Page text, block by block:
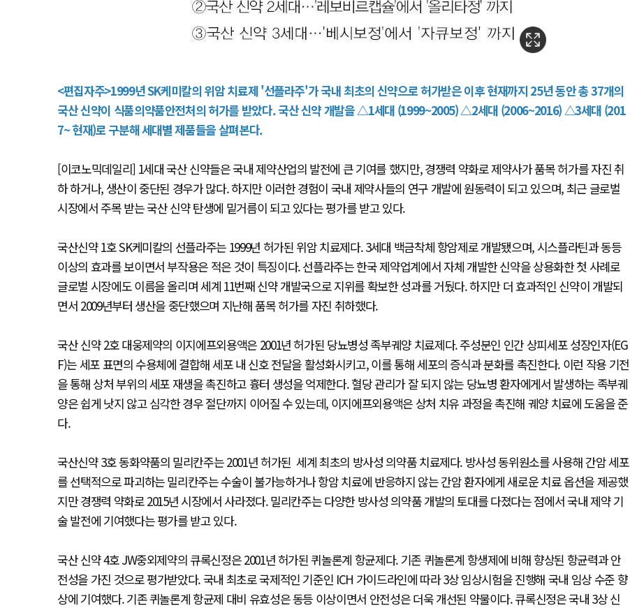
<편집자주>1999년 SK케미칼의 위암 치료제 '선플라주'가 국내 최초의 신약으로 허가받은 이후 현재까지 25년 동안 총 37개의
국산 신약이 식품의약품안전처의 허가를 받았다. 국산 신약 개발을 △1세대 (1999~2005) △2세대 (2006~2016) △3세대 (201
7~ 현재)로 구분해 세대별 제품들을 살펴본다.
[이코노믹데일리] 1세대 국산 신약들은 국내 제약산업의 발전에 큰 기여를 했지만, 경쟁력 약화로 제약사가 품목 허가를 자진 취
하 하거나, 생산이 중단된 경우가 많다. 하지만 이러한 경험이 국내 제약사들의 연구 개발에 원동력이 되고 있으며, 최근 글로벌
시장에서 주목 받는 국산 신약 탄생에 밑거름이 되고 있다는 평가를 받고 있다.
국산신약 1호 SK케미칼의 선플라주는 1999년 허가된 위암 치료제다. 3세대 백금착체 항암제로 개발됐으며, 시스플라틴과 동등
이상의 효과를 보이면서 부작용은 적은 것이 특징이다. 선플라주는 한국 제약업계에서 자체 개발한 신약을 상용화한 첫 사례로
글로벌 시장에도 이름을 올리며 세계 11번째 신약 개발국으로 지위를 확보한 성과를 거뒀다. 하지만 더 효과적인 신약이 개발되
면서 2009년부터 생산을 중단했으며 지난해 품목 허가를 자진 취하했다.
국산 신약 2호 대웅제약의 이지에프외용액은 2001년 허가된 당뇨병성 족부궤양 치료제다. 주성분인 인간 상피세포 성장인자(EG
F)는 세포 표면의 수용체에 결합해 세포 내 신호 전달을 활성화시키고, 이를 통해 세포의 증식과 분화를 촉진한다. 이런 작용 기전
을 통해 상처 부위의 세포 재생을 촉진하고 흉터 생성을 억제한다. 혈당 관리가 잘 되지 않는 당뇨병 환자에게서 발생하는 족부궤
양은 쉽게 낫지 않고 심각한 경우 절단까지 이어질 수 있는데, 이지에프외용액은 상처 치유 과정을 촉진해 궤양 치료에 도움을 준
다.
국산신약 3호 동화약품의 밀리칸주는 2001년 허가된 세계 최초의 방사성 의약품 치료제다. 방사성 동위원소를 사용해 간암 세포
를 선택적으로 파괴하는 밀리칸주는 수술이 불가능하거나 항암 치료에 반응하지 않는 간암 환자에게 새로운 치료 옵션을 제공했
지만 경쟁력 약화로 2015년 시장에서 사라졌다. 밀리칸주는 다양한 방사성 의약품 개발의 토대를 다졌다는 점에서 국내 제약 기
술 발전에 기여했다는 평가를 받고 있다.
국산 신약 4호 JW중외제약의 큐록신정은 2001년 허가된 퀴놀론계 항균제다. 기존 퀴놀론계 항생제에 비해 향상된 항균력과 안
전성을 가진 것으로 평가받았다. 국내 최초로 국제적인 기준인 ICH 가이드라인에 따라 3상 임상시험을 진행해 국내 임상 수준 향
상에 기여했다. 기존 퀴놀론계 항균제 대비 유효성은 동등 이상이면서 안전성은 더욱 개선된 약물이다. 큐록신정은 국내 3상 신